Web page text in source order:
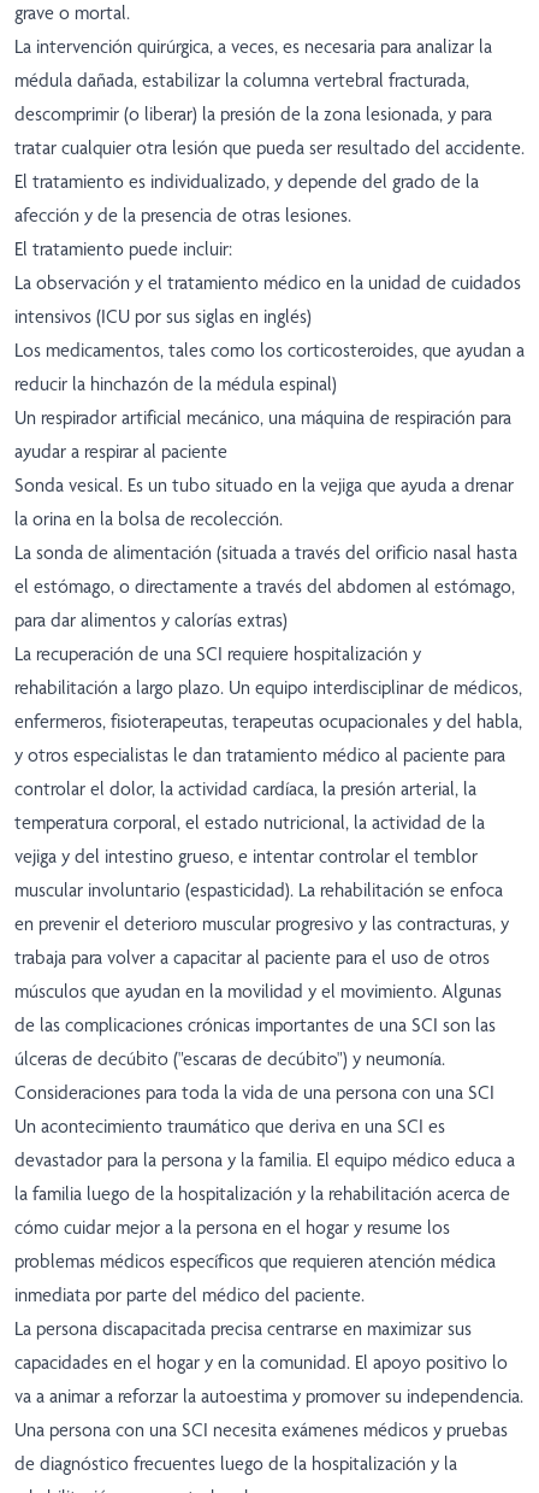
grave o mortal.
La intervención quirúrgica, a veces, es necesaria para analizar la
médula dañada, estabilizar la columna vertebral fracturada,
descomprimir (o liberar) la presión de la zona lesionada, y para
tratar cualquier otra lesión que pueda ser resultado del accidente.
El tratamiento es individualizado, y depende del grado de la
afección y de la presencia de otras lesiones.
El tratamiento puede incluir:
La observación y el tratamiento médico en la unidad de cuidados
intensivos (ICU por sus siglas en inglés)
Los medicamentos, tales como los corticosteroides, que ayudan a
reducir la hinchazón de la médula espinal)
Un respirador artificial mecánico, una máquina de respiración para
ayudar a respirar al paciente
Sonda vesical. Es un tubo situado en la vejiga que ayuda a drenar
la orina en la bolsa de recolección.
La sonda de alimentación (situada a través del orificio nasal hasta
el estómago, o directamente a través del abdomen al estómago,
para dar alimentos y calorías extras)
La recuperación de una SCI requiere hospitalización y
rehabilitación a largo plazo. Un equipo interdisciplinar de médicos,
enfermeros, fisioterapeutas, terapeutas ocupacionales y del habla,
y otros especialistas le dan tratamiento médico al paciente para
controlar el dolor, la actividad cardíaca, la presión arterial, la
temperatura corporal, el estado nutricional, la actividad de la
vejiga y del intestino grueso, e intentar controlar el temblor
muscular involuntario (espasticidad). La rehabilitación se enfoca
en prevenir el deterioro muscular progresivo y las contracturas, y
trabaja para volver a capacitar al paciente para el uso de otros
músculos que ayudan en la movilidad y el movimiento. Algunas
de las complicaciones crónicas importantes de una SCI son las
úlceras de decúbito ("escaras de decúbito") y neumonía.
Consideraciones para toda la vida de una persona con una SCI
Un acontecimiento traumático que deriva en una SCI es
devastador para la persona y la familia. El equipo médico educa a
la familia luego de la hospitalización y la rehabilitación acerca de
cómo cuidar mejor a la persona en el hogar y resume los
problemas médicos específicos que requieren atención médica
inmediata por parte del médico del paciente.
La persona discapacitada precisa centrarse en maximizar sus
capacidades en el hogar y en la comunidad. El apoyo positivo lo
va a animar a reforzar la autoestima y promover su independencia.
Una persona con una SCI necesita exámenes médicos y pruebas
de diagnóstico frecuentes luego de la hospitalización y la